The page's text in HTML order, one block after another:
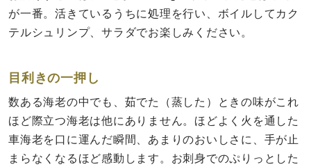
が一番。活きているうちに処理を行い、ボイルしてカク
テルシュリンプ、サラダでお楽しみください。
目利きの一押し
数ある海老の中でも、茹でた（蒸した）ときの味がこれ
ほど際立つ海老は他にありません。ほどよく火を通した
車海老を口に運んだ瞬間、あまりのおいしさに、手が止
まらなくなるほど感動します。お刺身でのぷりっとした